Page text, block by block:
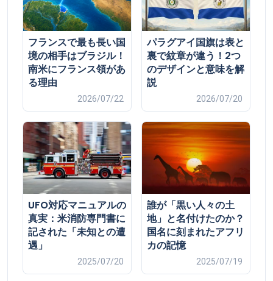
フランスで最も長い国
境の相手はブラジル！
南米にフランス領があ
る理由
2026/07/22
パラグアイ国旗は表と
裏で紋章が違う！2つ
のデザインと意味を解
説
2026/07/20
UFO対応マニュアルの
真実：米消防専門書に
記された「未知との遭
遇」
2025/07/20
誰が「黒い人々の土
地」と名付けたのか？
国名に刻まれたアフリ
カの記憶
2025/07/19